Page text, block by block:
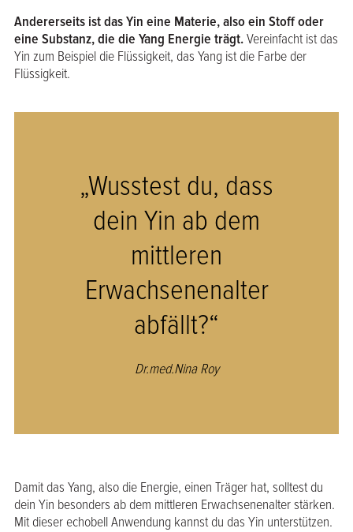
Andererseits ist das Yin eine Materie, also ein Stoff oder
eine Substanz, die die Yang Energie trägt.Vereinfacht ist das
Yin zum Beispiel die Flüssigkeit, das Yang ist die Farbe der
Flüssigkeit.
„Wusstest du, dass
dein Yin ab dem
mittleren
Erwachsenenalter
abfällt?“
Dr.med.Nina Roy
Damit das Yang, also die Energie, einen Träger hat, solltest du
dein Yin besonders ab dem mittleren Erwachsenenalter stärken.
Mit dieser echobell Anwendung kannst du das Yin unterstützen.